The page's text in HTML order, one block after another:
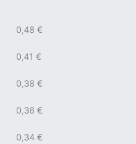
0,48 €
0,41 €
0,38 €
0,36 €
0,34 €